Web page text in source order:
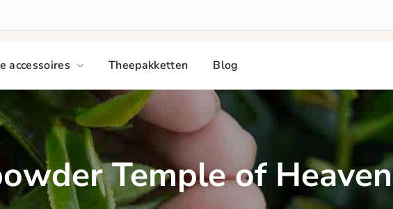
accessoires Theepakketten Blog
Temple of Heaven